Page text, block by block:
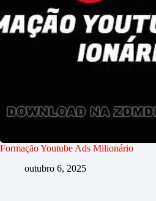
Formação Youtube Ads Milionário
outubro 6, 2025